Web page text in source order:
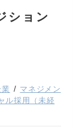
ション
マネジメン
ル採用（未経